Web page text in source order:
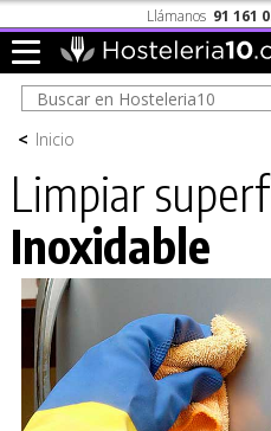
Llámanos 91 161
< Inicio
Limpiar
Inoxidable